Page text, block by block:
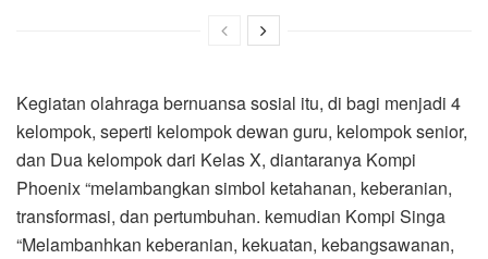
Kegiatan olahraga bernuansa sosial itu, di bagi menjadi 4
kelompok, seperti kelompok dewan guru, kelompok senior,
dan Dua kelompok dari Kelas X, diantaranya Kompi
Phoenix “melambangkan simbol ketahanan, keberanian,
transformasi, dan pertumbuhan. kemudian Kompi Singa
“Melambanhkan keberanian, kekuatan, kebangsawanan,